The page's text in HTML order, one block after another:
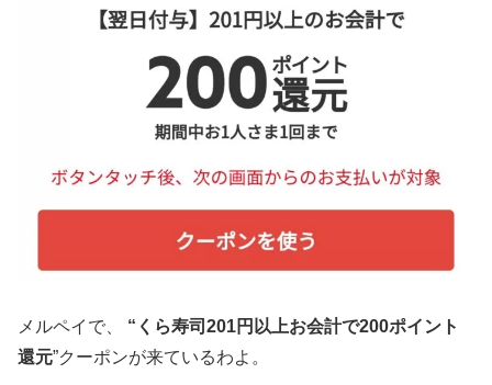
メルペイで、
“くら寿司201円以上お会計で200ポイント
還元”クーポンが来ているわよ。